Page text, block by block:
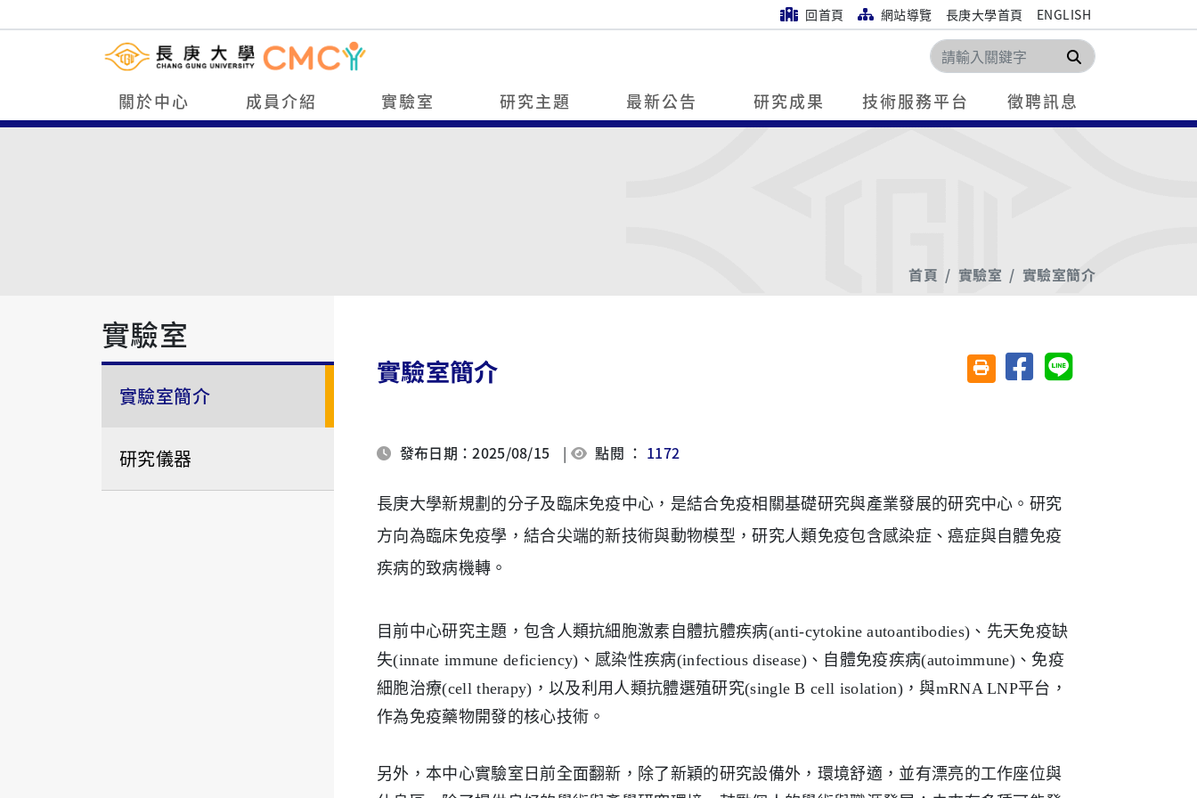
回首頁 網站導覽 長庚大學首頁 ENGLISH
搜尋
關於中心 成員介紹 實驗室 研究主題 最新公告 研究成果 技術服務平台 徵聘訊息
首頁 實驗室 實驗室簡介
實驗室
實驗室簡介
研究儀器
實驗室簡介 友善列印(另開視窗)
分享至臉書分享至 Line
發布日期：2025/08/15 | 點閱 ： 1172
長庚大學新規劃的分子及臨床免疫中心，是結合免疫相關基礎研究與產業發展的研究中心。研究
方向為臨床免疫學，結合尖端的新技術與動物模型，研究人類免疫包含感染症、癌症與自體免疫
疾病的致病機轉。
目前中心研究主題，包含人類抗細胞激素自體抗體疾病(anti-cytokine autoantibodies)、先天免疫缺
失(innate immune deficiency)、感染性疾病(infectious disease)、自體免疫疾病(autoimmune)、免疫
細胞治療(cell therapy)，以及利用人類抗體選殖研究(single B cell isolation)，與mRNA LNP平台，
作為免疫藥物開發的核心技術。
另外，本中心實驗室日前全面翻新，除了新穎的研究設備外，環境舒適，並有漂亮的工作座位與